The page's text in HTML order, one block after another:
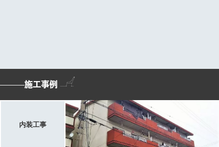
施工事例
内装工事